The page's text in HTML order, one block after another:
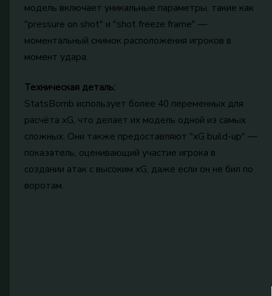
модель включает уникальные параметры, такие как
"pressure on shot" и "shot freeze frame" —
моментальный снимок расположения игроков в
момент удара.
Техническая деталь:
StatsBomb использует более 40 переменных для
расчёта xG, что делает их модель одной из самых
сложных. Они также предоставляют "xG build-up" —
показатель, оценивающий участие игрока в
создании атак с высоким xG, даже если он не бил по
воротам.